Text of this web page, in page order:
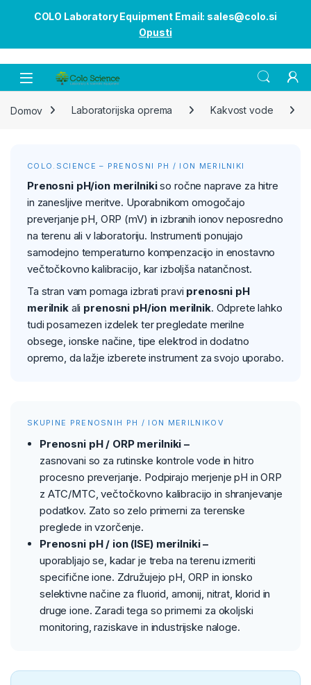
COLO Laboratory Equipment Email: sales@colo.si
Opusti
Open
Domov Laboratorijska oprema Kakvost vode
COLO.SCIENCE – PRENOSNI PH / ION MERILNIKI
Prenosni pH/ion merilnikiso ročne naprave za hitre
in zanesljive meritve. Uporabnikom omogočajo
preverjanje pH, ORP (mV) in izbranih ionov neposredno
na terenu ali v laboratoriju. Instrumenti ponujajo
samodejno temperaturno kompenzacijo in enostavno
večtočkovno kalibracijo, kar izboljša natančnost.
Ta stran vam pomaga izbrati pravi prenosni pH
merilnikali prenosni pH/ion merilnik. Odprete lahko
tudi posamezen izdelek ter pregledate merilne
obsege, ionske načine, tipe elektrod in dodatno
opremo, da lažje izberete instrument za svojo uporabo.
SKUPINE PRENOSNIH PH / ION MERILNIKOV
Prenosni pH / ORP merilniki –
zasnovani so za rutinske kontrole vode in hitro
procesno preverjanje. Podpirajo merjenje pH in ORP
z ATC/MTC, večtočkovno kalibracijo in shranjevanje
podatkov. Zato so zelo primerni za terenske
preglede in vzorčenje.
Prenosni pH / ion (ISE) merilniki –
uporabljajo se, kadar je treba na terenu izmeriti
specifične ione. Združujejo pH, ORP in ionsko
selektivne načine za fluorid, amonij, nitrat, klorid in
druge ione. Zaradi tega so primerni za okoljski
monitoring, raziskave in industrijske naloge.